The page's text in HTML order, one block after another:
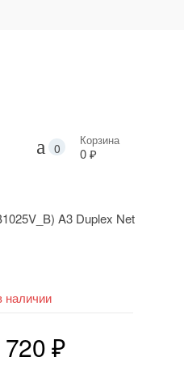
0
Корзина
0 ₽
A3 Duplex Net
наличии
720₽